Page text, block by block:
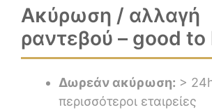
Ακύρωση / αλλαγή
ραντεβού – good
Δωρεάν ακύρωση: >
περισσότεροι εταιρείες